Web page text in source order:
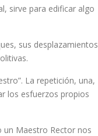
sirve para edificar algo
sus desplazamientos
La repetición, una,
los esfuerzos propios
un Maestro Rector nos